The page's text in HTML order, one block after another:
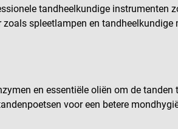
tandheelkundige instrumenten
spleetlampen en
en essentiële oliën om de
voor een betere